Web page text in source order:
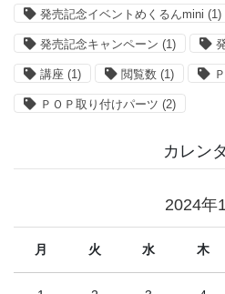
発売記念イベントめくるんmini (1)
発売記念キャンペーン (1)
講座 (1) 閲覧数 (1)
ＰＯＰ取り付けパーツ (2)
カレン
2024年
月 火 水 木